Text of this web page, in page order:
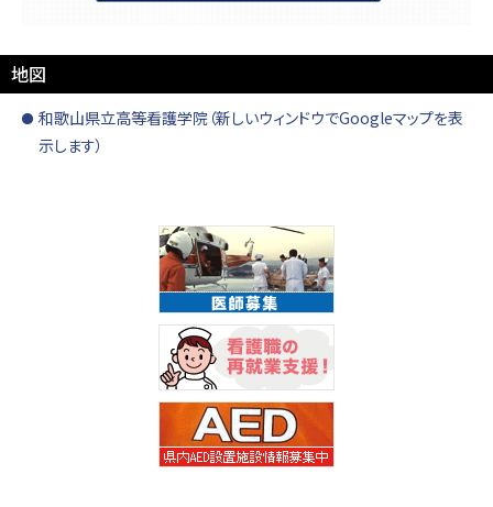
地図
和歌山県立高等看護学院（新しいウィンドウでGoogleマップを表
示します）